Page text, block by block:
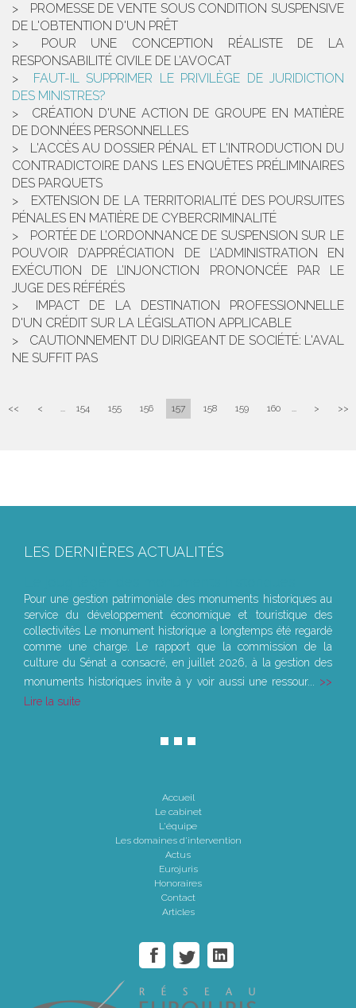
PROMESSE DE VENTE SOUS CONDITION SUSPENSIVE
DE L'OBTENTION D'UN PRÊT
POUR UNE CONCEPTION RÉALISTE DE LA
RESPONSABILITÉ CIVILE DE L’AVOCAT
FAUT-IL SUPPRIMER LE PRIVILÈGE DE JURIDICTION
DES MINISTRES?
CRÉATION D'UNE ACTION DE GROUPE EN MATIÈRE
DE DONNÉES PERSONNELLES
L'ACCÈS AU DOSSIER PÉNAL ET L'INTRODUCTION DU
CONTRADICTOIRE DANS LES ENQUÊTES PRÉLIMINAIRES
DES PARQUETS
EXTENSION DE LA TERRITORIALITÉ DES POURSUITES
PÉNALES EN MATIÈRE DE CYBERCRIMINALITÉ
PORTÉE DE L’ORDONNANCE DE SUSPENSION SUR LE
POUVOIR D’APPRÉCIATION DE L’ADMINISTRATION EN
EXÉCUTION DE L’INJONCTION PRONONCÉE PAR LE
JUGE DES RÉFÉRÉS
IMPACT DE LA DESTINATION PROFESSIONNELLE
D'UN CRÉDIT SUR LA LÉGISLATION APPLICABLE
CAUTIONNEMENT DU DIRIGEANT DE SOCIÉTÉ: L'AVAL
NE SUFFIT PAS
<< < ... 154 155 156 157 158 159 160 ... > >>
LES DERNIÈRES ACTUALITÉS
Pour une gestion patrimoniale des monuments historiques au
service du développement économique et touristique des
collectivités Le monument historique a longtemps été regardé
comme une charge. Le rapport que la commission de la
culture du Sénat a consacré, en juillet 2026, à la gestion des
monuments historiques invite à y voir aussi une ressour...
Lire la suite
Accueil
Le cabinet
L'équipe
Les domaines d'intervention
Actus
Eurojuris
Honoraires
Contact
Articles